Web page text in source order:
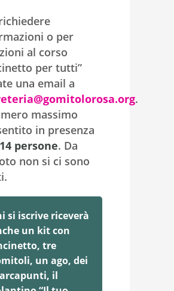
o per
al corso
per tutti”
una email a
.
massimo
in presenza
14 persone. Da
non si ci sono
si iscrive riceverà
un kit con
tre
un ago, dei
il